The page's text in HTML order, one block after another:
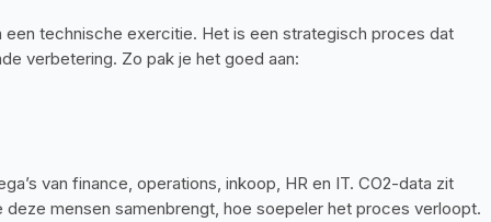
technische exercitie. Het is een strategisch proces dat
verbetering. Zo pak je het goed aan:
van finance, operations, inkoop, HR en IT. CO2-data zit
mensen samenbrengt, hoe soepeler het proces verloopt.